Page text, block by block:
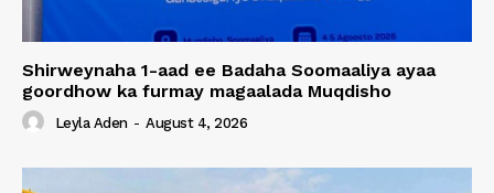
Shirweynaha 1-aad ee Badaha Soomaaliya ayaa
goordhow ka furmay magaalada Muqdisho
Leyla Aden - August 4, 2026